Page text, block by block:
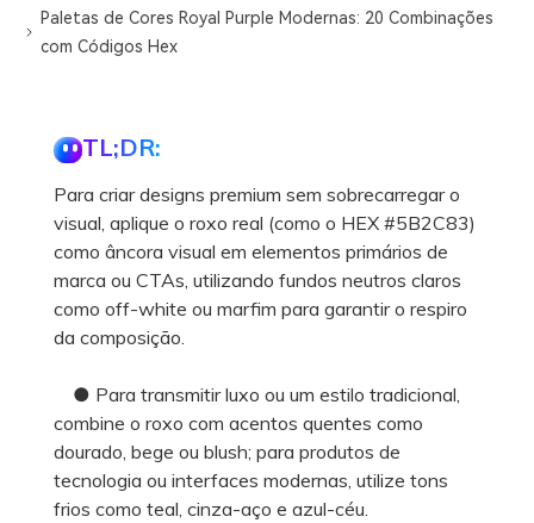
Paletas de Cores Royal Purple Modernas: 20 Combinações
com Códigos Hex
TL;DR:
Para criar designs premium sem sobrecarregar o
visual, aplique o roxo real (como o HEX #5B2C83)
como âncora visual em elementos primários de
marca ou CTAs, utilizando fundos neutros claros
como off-white ou marfim para garantir o respiro
da composição.
● Para transmitir luxo ou um estilo tradicional,
combine o roxo com acentos quentes como
dourado, bege ou blush; para produtos de
tecnologia ou interfaces modernas, utilize tons
frios como teal, cinza-aço e azul-céu.